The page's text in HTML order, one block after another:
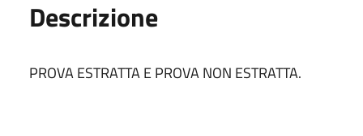
Descrizione
PROVA ESTRATTA E PROVA NON ESTRATTA.